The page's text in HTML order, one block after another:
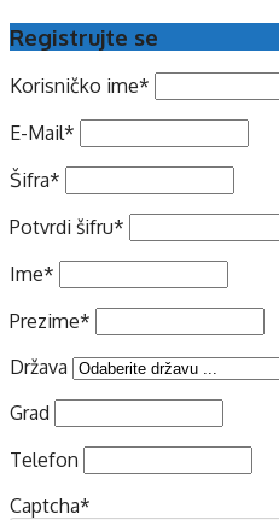
Registrujte se
Korisničko ime*
E-Mail*
Šifra*
Potvrdi šifru*
Ime*
Prezime*
Država
Grad
Telefon
Captcha*